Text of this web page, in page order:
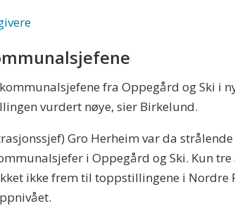
fra Oppegård og Ski i
vurdert nøye, sier Birkelund.
Gro Herheim var da
i Oppegård og Ski. Kun
ikke frem til toppstillingene i